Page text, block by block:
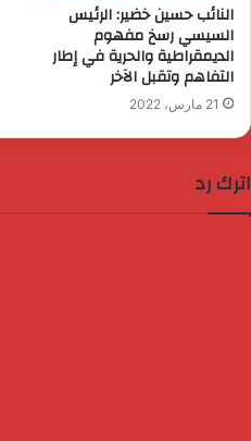
النائب حسين خضير: الرئيس
السيسي رسخ مفهوم
الديمقراطية والحرية في إطار
التفاهم وتقبل الآخر
21 مارس، 2022
اترك رد